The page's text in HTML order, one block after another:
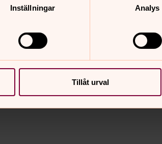
Inställningar Analys
Tillåt urval
talet och tillkom efter mer än
de två ansiktsmasker, som
stenkyrkan till runt år 1150.
redan från början av 1000-talet.
långhus är oförändrat
åt väster den så
i Bjättlunda och Vång, som då